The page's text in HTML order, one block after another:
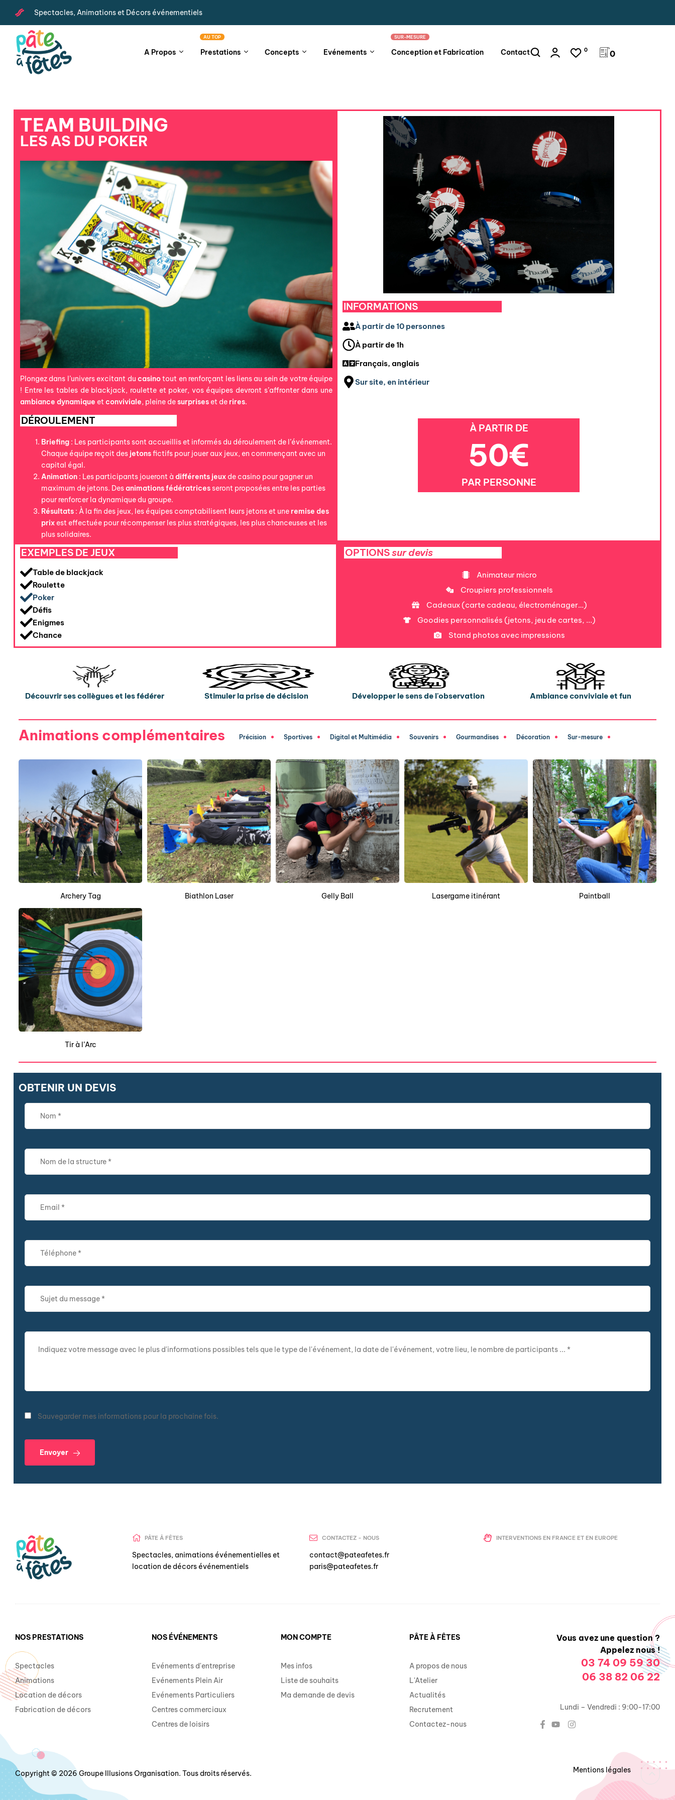
Spectacles, Animations et Décors événementiels
A Propos Prestations
AU TOP
Concepts Evénements Conception et Fabrication
SUR-MESURE
Contact 0 0
TEAM BUILDING
LES AS DU POKER
Plongez dans l’univers excitant du casinotout en renforçant les liens au sein de votre équipe
! Entre les tables de blackjack, roulette et poker, vos équipes devront s’affronter dans une
ambiance dynamique etconviviale, pleine desurprises et derires.
DÉROULEMENT
Briefing : Les participants sont accueillis et informés du déroulement de l’événement.
Chaque équipe reçoit des jetonsfictifs pour jouer aux jeux, en commençant avec un
capital égal.
Animation : Les participants joueront à différents jeux de casino pour gagner un
maximum de jetons. Desanimationsfédératricesseront proposées entre les parties
pour renforcer la dynamique du groupe.
Résultats : À la fin des jeux, les équipes comptabilisent leurs jetons et uneremise des
prix est effectuée pour récompenser les plus stratégiques, les plus chanceuses et les
plus solidaires.
INFORMATIONS
À partir de 10 personnes
À partir de 1h
Français, anglais
Sur site, en intérieur
À PARTIR DE
50€
PAR PERSONNE
EXEMPLES DE JEUX
Table de blackjack
Roulette
Poker
Défis
Enigmes
Chance
OPTIONSsur devis
Animateur micro
Croupiers professionnels
Cadeaux (carte cadeau, électroménager…)
Goodies personnalisés (jetons, jeu de cartes, ...)
Stand photos avec impressions
Découvrir ses collègues et les fédérer Stimuler la prise de décision Développer le sens de l'observation Ambiance conviviale et fun
Animations complémentaires Précision Sportives Digital et Multimédia Souvenirs Gourmandises Décoration Sur-mesure
Archery Tag Biathlon Laser Gelly Ball Lasergame itinérant Paintball
Tir à l’Arc
OBTENIR UN DEVIS
Sauvegarder mes informations pour la prochaine fois.
Envoyer
PÂTE Â FÊTES
Spectacles, animations événementielles et
location de décors événementiels
CONTACTEZ - NOUS
contact@pateafetes.fr
paris@pateafetes.fr
INTERVENTIONS EN FRANCE ET EN EUROPE
NOS PRESTATIONS
Spectacles
Animations
Location de décors
Fabrication de décors
NOS ÉVÉNEMENTS
Evénements d'entreprise
Evénements Plein Air
Evénements Particuliers
Centres commerciaux
Centres de loisirs
MON COMPTE
Mes infos
Liste de souhaits
Ma demande de devis
PÂTE À FÊTES
A propos de nous
L'Atelier
Actualités
Recrutement
Contactez-nous
Vous avez une question ?
Appelez nous !
03 74 09 59 30
06 38 82 06 22
Lundi – Vendredi : 9:00-17:00
Copyright © 2026 Groupe Illusions Organisation. Tous droits réservés. Mentions légales